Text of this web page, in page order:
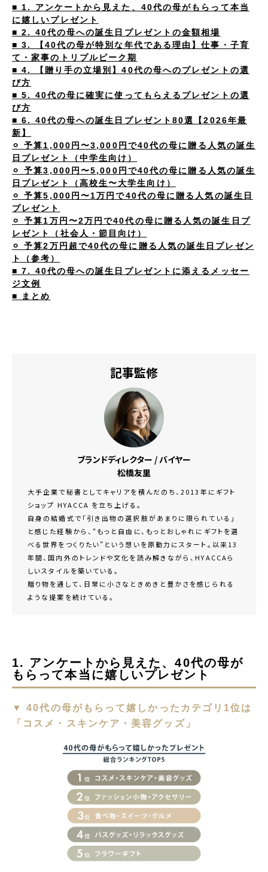
■ 1. アンケートから見えた、40代の母がもらって本当
に嬉しいプレゼント
■ 2. 40代の母への誕生日プレゼントの金額相場
■ 3. 【40代の母が特別な年代である理由】仕事・子育
て・家事のトリプルピーク期
■ 4. 【贈り手の立場別】40代の母へのプレゼントの選
び方
■ 5. 40代の母に確実に使ってもらえるプレゼントの選
び方
■ 6. 40代の母への誕生日プレゼント80選【2026年最
新】
⚪︎ 予算1,000円〜3,000円で40代の母に贈る人気の誕生
日プレゼント（中学生向け）
⚪︎ 予算3,000円〜5,000円で40代の母に贈る人気の誕生
日プレゼント（高校生〜大学生向け）
⚪︎ 予算5,000円〜1万円で40代の母に贈る人気の誕生日
プレゼント
⚪︎ 予算1万円〜2万円で40代の母に贈る人気の誕生日プ
レゼント（社会人・節目向け）
⚪︎ 予算2万円超で40代の母に贈る人気の誕生日プレゼン
ト（参考）
■ 7. 40代の母への誕生日プレゼントに添えるメッセー
ジ文例
■ まとめ
記事監修
ブランドディレクター / バイヤー
松橋友里
大手企業で秘書としてキャリアを積んだのち、2013年にギフト
ショップ HYACCA を立ち上げる。
自身の結婚式で「引き出物の選択肢があまりに限られている」
と感じた経験から、“もっと自由に、もっとおしゃれにギフトを選
べる世界をつくりたい”という想いを原動力にスタート。以来13
年間、国内外のトレンドや文化を読み解きながら、HYACCAら
しいスタイルを築いている。
贈り物を通して、日常に小さなときめきと豊かさを感じられる
ような提案を続けている。
1. アンケートから見えた、40代の母が
もらって本当に嬉しいプレゼント
▼ 40代の母がもらって嬉しかったカテゴリ1位は
「コスメ・スキンケア・美容グッズ」